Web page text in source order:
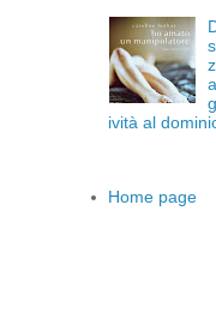
ività al
Home page